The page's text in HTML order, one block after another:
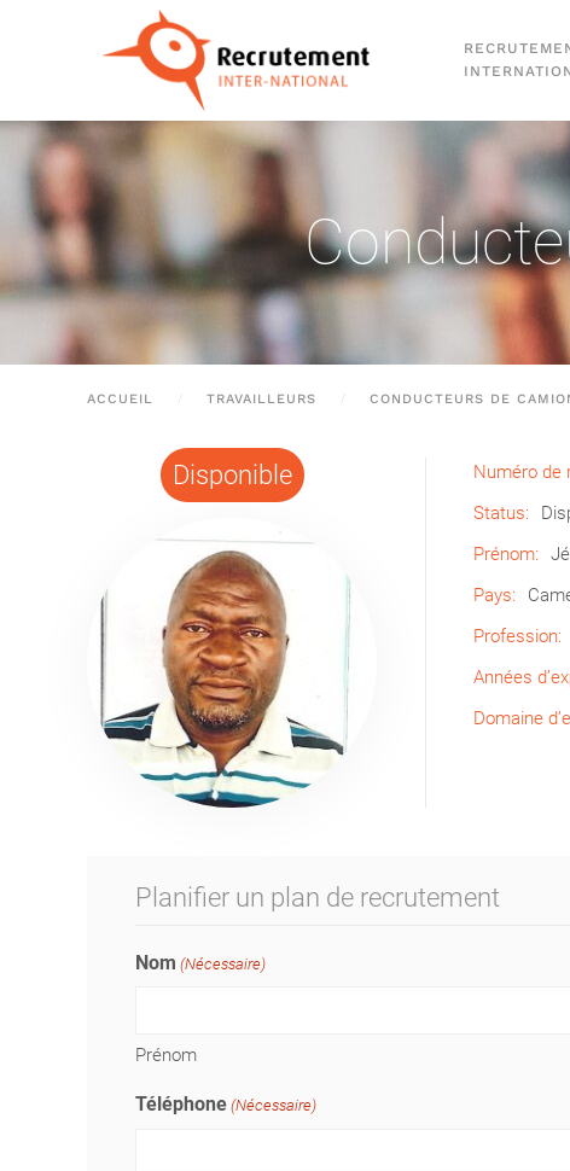
Passer au contenu principal
ACCUEIL TRAVAILLEURS CONDUCTEURS DE
Disponible Numéro de
Status:
Prénom:
Pays:
Profession:
Années
Domaine
Planifier un plan de recrutement
Nom (Nécessaire)
Prénom
Téléphone (Nécessaire)